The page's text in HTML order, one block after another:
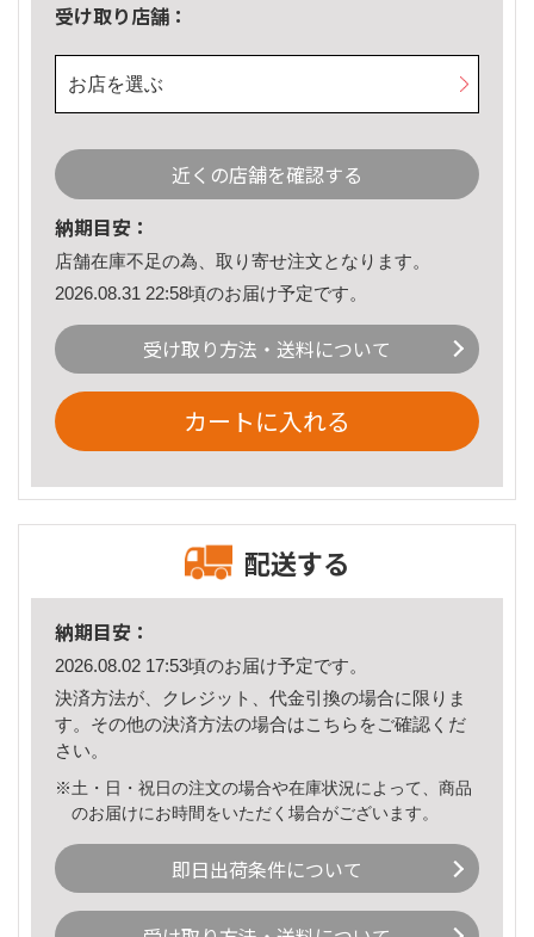
受け取り店舗：
お店を選ぶ
近くの店舗を確認する
納期目安：
店舗在庫不足の為、取り寄せ注文となります。
2026.08.31 22:58頃のお届け予定です。
受け取り方法・送料について
カートに入れる
配送する
納期目安：
2026.08.02 17:53頃のお届け予定です。
決済方法が、クレジット、代金引換の場合に限りま
す。その他の決済方法の場合はこちら をご確認くだ
さい。
※土・日・祝日の注文の場合や在庫状況によって、商品
のお届けにお時間をいただく場合がございます。
即日出荷条件について